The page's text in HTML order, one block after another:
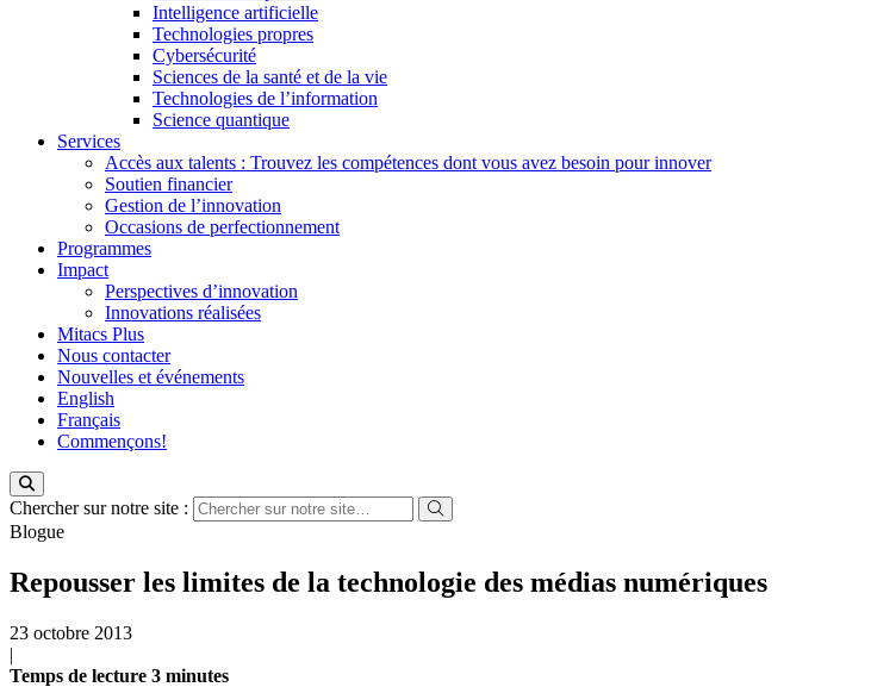
Intelligence artificielle
Technologies propres
Cybersécurité
Sciences de la santé et de la vie
Technologies de l’information
Science quantique
Services
Accès aux talents : Trouvez les compétences dont vous avez besoin pour innover
Soutien financier
Gestion de l’innovation
Occasions de perfectionnement
Programmes
Impact
Perspectives d’innovation
Innovations réalisées
Mitacs Plus
Nous contacter
Nouvelles et événements
English
Français
Commençons!
Chercher sur notre site :
Blogue
Repousser les limites de la technologie des médias numériques
23 octobre 2013
|
Temps de lecture 3 minutes